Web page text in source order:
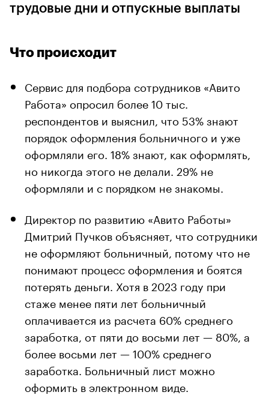
трудовые дни и отпускные выплаты
Что происходит
Сервис для подбора сотрудников «Авито
Работа» опросил более 10 тыс.
респондентов и выяснил, что 53% знают
порядок оформления больничного и уже
оформляли его. 18% знают, как оформлять,
но никогда этого не делали. 29% не
оформляли и с порядком не знакомы.
Директор по развитию «Авито Работы»
Дмитрий Пучков объясняет, что сотрудники
не оформляют больничный, потому что не
понимают процесс оформления и боятся
потерять деньги. Хотя в 2023 году при
стаже менее пяти лет больничный
оплачивается из расчета 60% среднего
заработка, от пяти до восьми лет — 80%, а
более восьми лет — 100% среднего
заработка. Больничный лист можно
оформить в электронном виде.